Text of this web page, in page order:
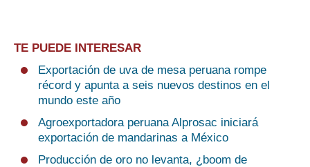
TE PUEDE INTERESAR
Exportación de uva de mesa peruana rompe
récord y apunta a seis nuevos destinos en el
mundo este año
Agroexportadora peruana Alprosac iniciará
exportación de mandarinas a México
Producción de oro no levanta, ¿boom de